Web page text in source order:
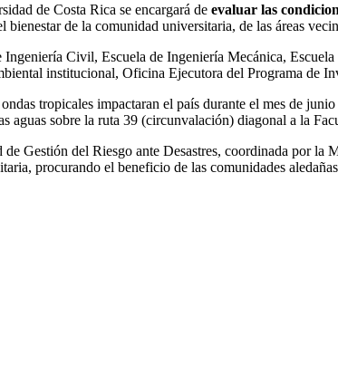
de Costa Rica se encargará de evaluar las
de la comunidad universitaria, de las áreas
Civil, Escuela de Ingeniería Mecánica,
institucional, Oficina Ejecutora del Programa de
tropicales impactaran el país durante el mes de
aguas sobre la ruta 39 (circunvalación) diagonal a la
Gestión del Riesgo ante Desastres, coordinada por la
procurando el beneficio de las comunidades